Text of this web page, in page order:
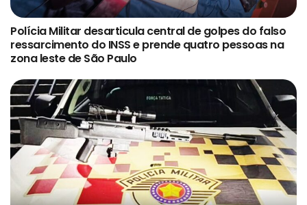
Polícia Militar desarticula central de golpes do falso
ressarcimento do INSS e prende quatro pessoas na
zona leste de São Paulo